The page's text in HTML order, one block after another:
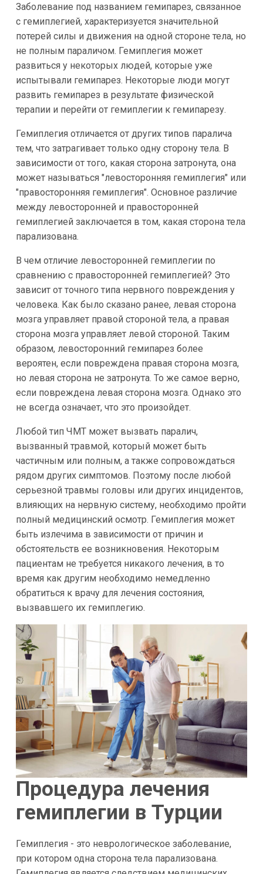
Заболевание под названием гемипарез, связанное
с гемиплегией, характеризуется значительной
потерей силы и движения на одной стороне тела, но
не полным параличом. Гемиплегия может
развиться у некоторых людей, которые уже
испытывали гемипарез. Некоторые люди могут
развить гемипарез в результате физической
терапии и перейти от гемиплегии к гемипарезу.
Гемиплегия отличается от других типов паралича
тем, что затрагивает только одну сторону тела. В
зависимости от того, какая сторона затронута, она
может называться "левосторонняя гемиплегия" или
"правосторонняя гемиплегия". Основное различие
между левосторонней и правосторонней
гемиплегией заключается в том, какая сторона тела
парализована.
В чем отличие левосторонней гемиплегии по
сравнению с правосторонней гемиплегией? Это
зависит от точного типа нервного повреждения у
человека. Как было сказано ранее, левая сторона
мозга управляет правой стороной тела, а правая
сторона мозга управляет левой стороной. Таким
образом, левосторонний гемипарез более
вероятен, если повреждена правая сторона мозга,
но левая сторона не затронута. То же самое верно,
если повреждена левая сторона мозга. Однако это
не всегда означает, что это произойдет.
Любой тип ЧМТ может вызвать паралич,
вызванный травмой, который может быть
частичным или полным, а также сопровождаться
рядом других симптомов. Поэтому после любой
серьезной травмы головы или других инцидентов,
влияющих на нервную систему, необходимо пройти
полный медицинский осмотр. Гемиплегия может
быть излечима в зависимости от причин и
обстоятельств ее возникновения. Некоторым
пациентам не требуется никакого лечения, в то
время как другим необходимо немедленно
обратиться к врачу для лечения состояния,
вызвавшего их гемиплегию.
Процедура лечения
гемиплегии в Турции
Гемиплегия - это неврологическое заболевание,
при котором одна сторона тела парализована.